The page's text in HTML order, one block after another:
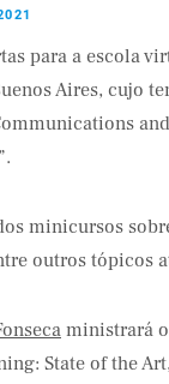
para a escola
Aires, cujo
minicursos
outros tópicos
ministrará
State of the